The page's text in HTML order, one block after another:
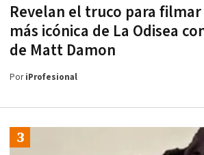
Revelan el truco para filmar
más icónica de La Odisea
de Matt Damon
PoriProfesional